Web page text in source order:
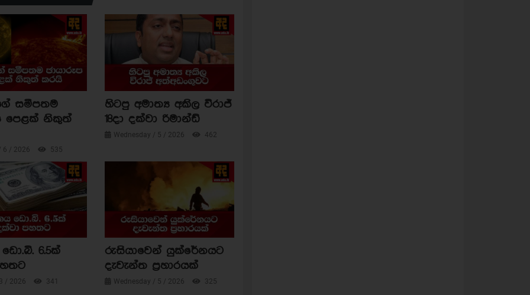
සමීපතම
පෙළක් නිකුත්
6 / 2026 535
හිටපු අමාත්‍ය අකිල විරාජ්
18දා දක්වා රිමාන්ඩ්
Wednesday / 5 / 2026 462
6.5ක්
/ 2026 341
රුසියාවෙන් යුක්රේනයට
දැවැන්ත ප්‍රහාරයක්
Wednesday / 5 / 2026 325